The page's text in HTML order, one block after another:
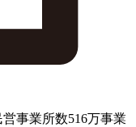
事業所数516万事業